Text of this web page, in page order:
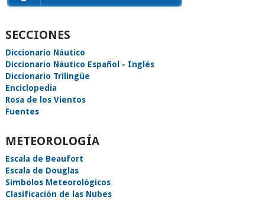
SECCIONES
Diccionario Náutico
Diccionario Náutico Español - Inglés
Diccionario Trilingüe
Enciclopedia
Rosa de los Vientos
Fuentes
METEOROLOGÍA
Escala de Beaufort
Escala de Douglas
Símbolos Meteorológicos
Clasificación de las Nubes